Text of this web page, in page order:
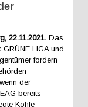
22.11.2021. Das
GRÜNE LIGA und
fordern
der
bereits
Kohle